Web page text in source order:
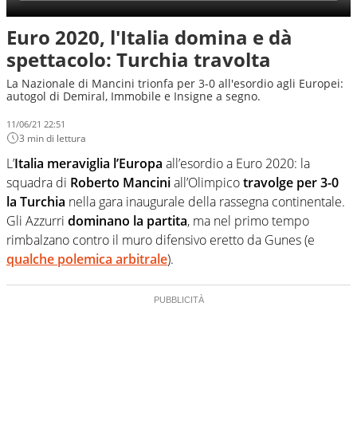
Euro 2020, l'Italia domina e dà
spettacolo: Turchia travolta
La Nazionale di Mancini trionfa per 3-0 all'esordio agli Europei:
autogol di Demiral, Immobile e Insigne a segno.
11/06/21 22:51
3 min di lettura
L’Italia meraviglia l’Europa all’esordio a Euro 2020: la
squadra di Roberto Manciniall’Olimpicotravolge per 3-0
la Turchia nella gara inaugurale della rassegna continentale.
Gli Azzurri dominano la partita, ma nel primo tempo
rimbalzano contro il muro difensivo eretto da Gunes (e
qualche polemica arbitrale).